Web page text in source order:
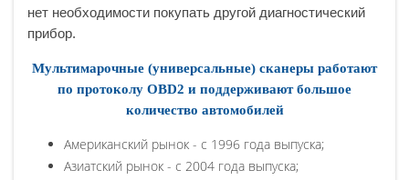
нет необходимости покупать другой диагностический
прибор.
Мультимарочные (универсальные) сканеры работают
по протоколу OBD2 и поддерживают большое
количество автомобилей
Американский рынок - с 1996 года выпуска;
Азиатский рынок - с 2004 года выпуска;